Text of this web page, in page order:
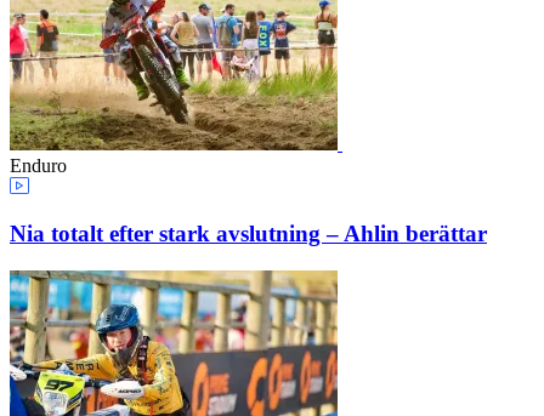
Enduro
Nia totalt efter stark avslutning – Ahlin berättar